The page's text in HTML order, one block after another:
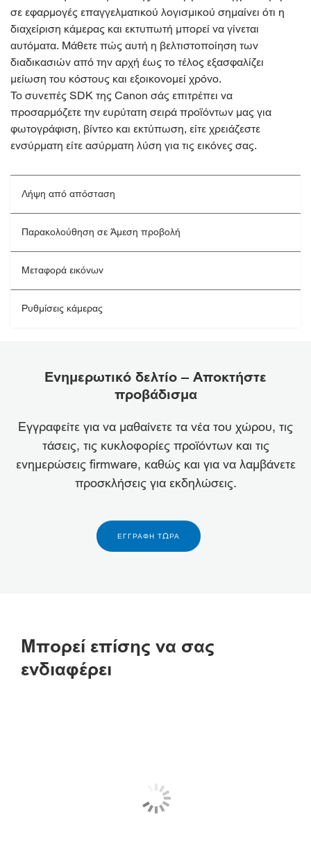
σε εφαρμογές επαγγελματικού λογισμικού σημαίνει ότι η
διαχείριση κάμερας και εκτυπωτή μπορεί να γίνεται
αυτόματα. Μάθετε πώς αυτή η βελτιστοποίηση των
διαδικασιών από την αρχή έως το τέλος εξασφαλίζει
μείωση του κόστους και εξοικονομεί χρόνο.
Το συνεπές SDK της Canon σάς επιτρέπει να
προσαρμόζετε την ευρύτατη σειρά προϊόντων μας για
φωτογράφιση, βίντεο και εκτύπωση, είτε χρειάζεστε
ενσύρματη είτε ασύρματη λύση για τις εικόνες σας.
Λήψη από απόσταση
Παρακολούθηση σε Άμεση προβολή
Μεταφορά εικόνων
Ρυθμίσεις κάμερας
Ενημερωτικό δελτίο – Αποκτήστε
προβάδισμα
Εγγραφείτε για να μαθαίνετε τα νέα του χώρου, τις
τάσεις, τις κυκλοφορίες προϊόντων και τις
ενημερώσεις firmware, καθώς και για να λαμβάνετε
προσκλήσεις για εκδηλώσεις.
ΕΓΓΡΑΦΉ ΤΏΡΑ
Μπορεί επίσης να σας
ενδιαφέρει